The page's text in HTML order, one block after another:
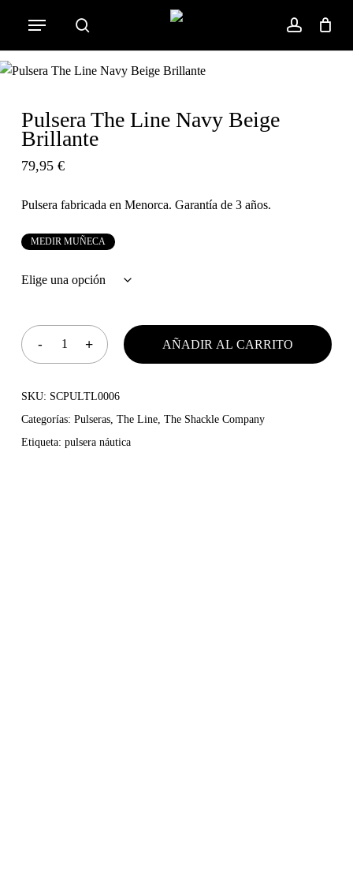
main
content
search account
Menu
Cart
Close
Pulsera The Line Navy Beige
Brillante
79,95 €
Pulsera fabricada en Menorca. Garantía de 3 años.
MEDIR MUÑECA
AÑADIR AL CARRITO
SKU: SCPULTL0006
Categorías: Pulseras, The Line, The Shackle Company
Etiqueta: pulsera náutica